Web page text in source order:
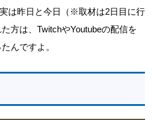
は昨日と今日（※取材は2日目に行
方は、TwitchやYoutubeの配信を
んですよ。